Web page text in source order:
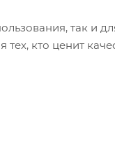
так и
кто ценит